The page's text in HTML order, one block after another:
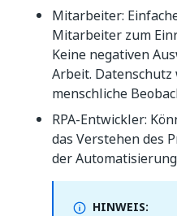
Mitarbeiter:
Mitarbeiter zum
Keine negativen
Arbeit.
menschliche
RPA-Entwickler:
das Verstehen des
der
HINWEIS: